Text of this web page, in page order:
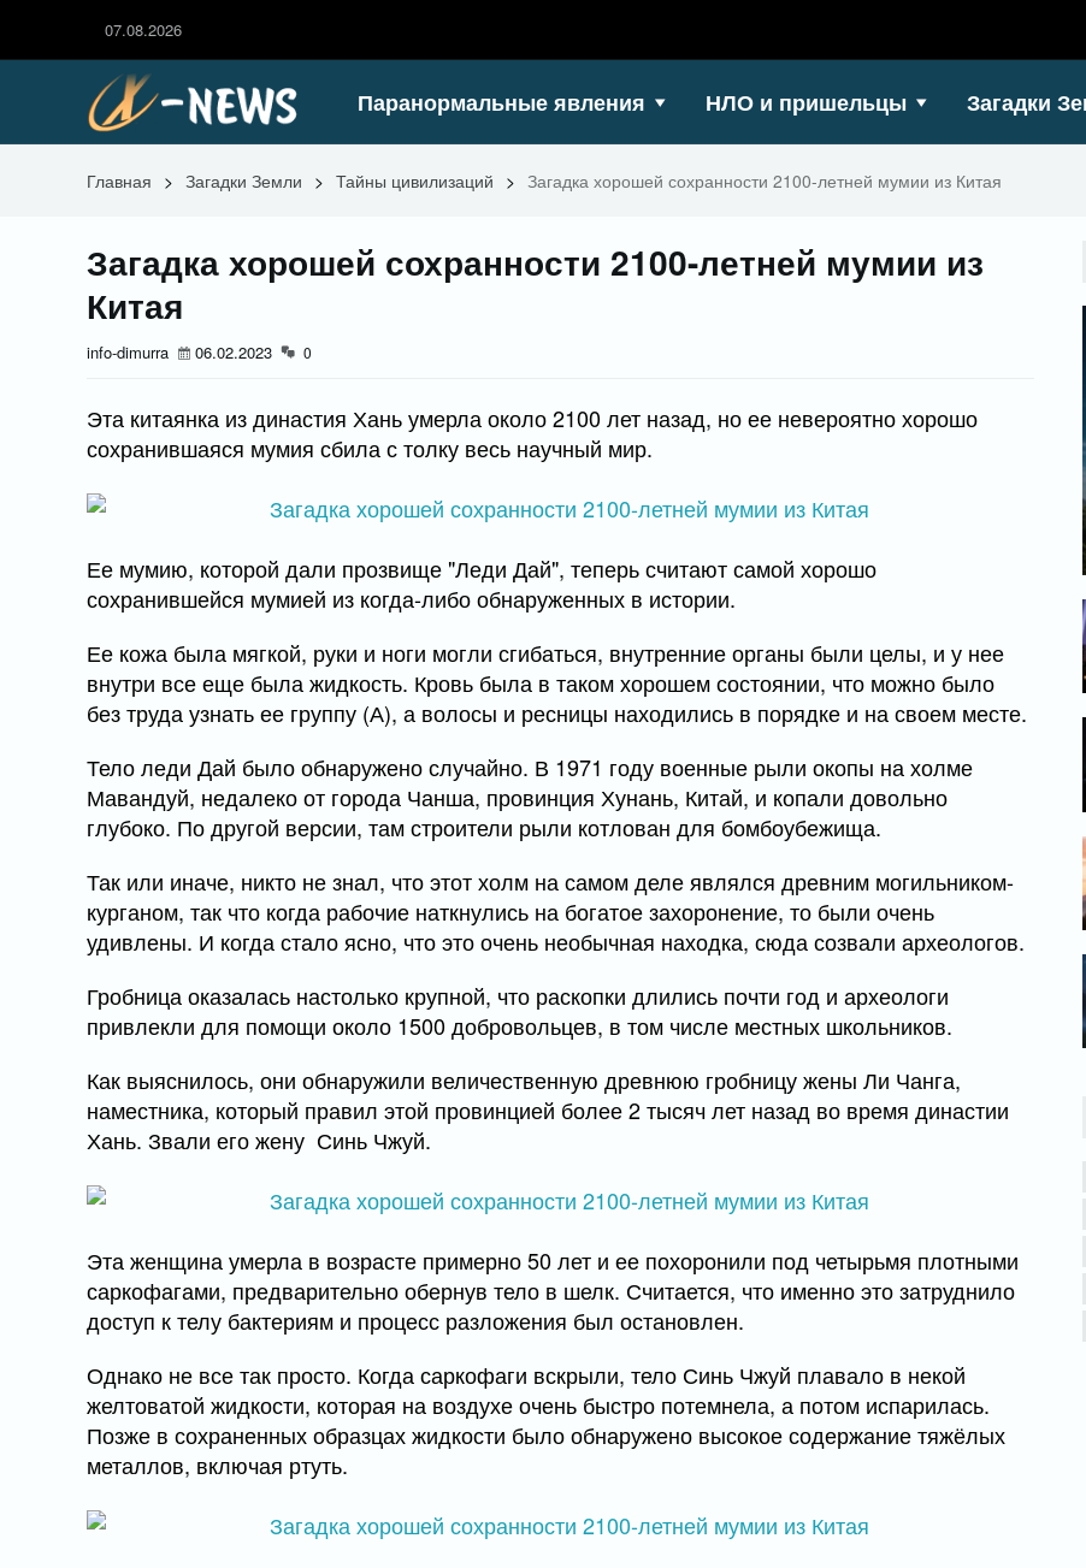
07.08.2026
Паранормальные явления НЛО и пришельцы Загадки
Главная > Загадки Земли > Тайны цивилизаций > Загадка хорошей сохранности 2100-летней мумии из Китая
Загадка хорошей сохранности 2100-летней мумии из
Китая
info-dimurra 06.02.2023 0
Эта китаянка из династия Хань умерла около 2100 лет назад, но ее невероятно хорошо
сохранившаяся мумия сбила с толку весь научный мир.
Ее мумию, которой дали прозвище "Леди Дай", теперь считают самой хорошо
сохранившейся мумией из когда-либо обнаруженных в истории.
Ее кожа была мягкой, руки и ноги могли сгибаться, внутренние органы были целы, и у нее
внутри все еще была жидкость. Кровь была в таком хорошем состоянии, что можно было
без труда узнать ее группу (А), а волосы и ресницы находились в порядке и на своем месте.
Тело леди Дай было обнаружено случайно. В 1971 году военные рыли окопы на холме
Мавандуй, недалеко от города Чанша, провинция Хунань, Китай, и копали довольно
глубоко. По другой версии, там строители рыли котлован для бомбоубежища.
Так или иначе, никто не знал, что этот холм на самом деле являлся древним могильником-
курганом, так что когда рабочие наткнулись на богатое захоронение, то были очень
удивлены. И когда стало ясно, что это очень необычная находка, сюда созвали археологов.
Гробница оказалась настолько крупной, что раскопки длились почти год и археологи
привлекли для помощи около 1500 добровольцев, в том числе местных школьников.
Как выяснилось, они обнаружили величественную древнюю гробницу жены Ли Чанга,
наместника, который правил этой провинцией более 2 тысяч лет назад во время династии
Хань. Звали его жену Синь Чжуй.
Эта женщина умерла в возрасте примерно 50 лет и ее похоронили под четырьмя плотными
саркофагами, предварительно обернув тело в шелк. Считается, что именно это затруднило
доступ к телу бактериям и процесс разложения был остановлен.
Однако не все так просто. Когда саркофаги вскрыли, тело Синь Чжуй плавало в некой
желтоватой жидкости, которая на воздухе очень быстро потемнела, а потом испарилась.
Позже в сохраненных образцах жидкости было обнаружено высокое содержание тяжёлых
металлов, включая ртуть.